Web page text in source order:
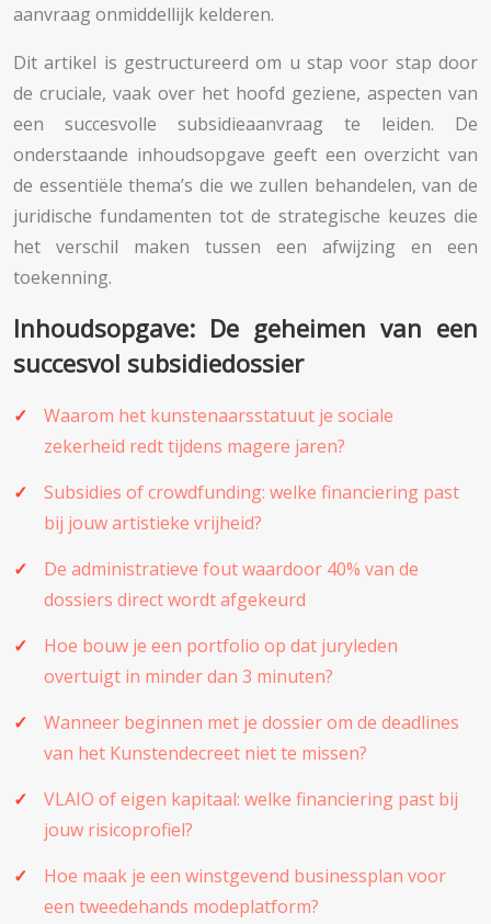
aanvraag onmiddellijk kelderen.
Dit artikel is gestructureerd om u stap voor stap door
de cruciale, vaak over het hoofd geziene, aspecten van
een succesvolle subsidieaanvraag te leiden. De
onderstaande inhoudsopgave geeft een overzicht van
de essentiële thema’s die we zullen behandelen, van de
juridische fundamenten tot de strategische keuzes die
het verschil maken tussen een afwijzing en een
toekenning.
Inhoudsopgave: De geheimen van een
succesvol subsidiedossier
Waarom het kunstenaarsstatuut je sociale
zekerheid redt tijdens magere jaren?
Subsidies of crowdfunding: welke financiering past
bij jouw artistieke vrijheid?
De administratieve fout waardoor 40% van de
dossiers direct wordt afgekeurd
Hoe bouw je een portfolio op dat juryleden
overtuigt in minder dan 3 minuten?
Wanneer beginnen met je dossier om de deadlines
van het Kunstendecreet niet te missen?
VLAIO of eigen kapitaal: welke financiering past bij
jouw risicoprofiel?
Hoe maak je een winstgevend businessplan voor
een tweedehands modeplatform?